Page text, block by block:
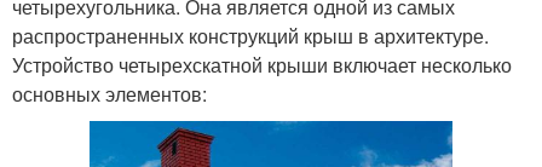
четырехугольника. Она является одной из самых
распространенных конструкций крыш в архитектуре.
Устройство четырехскатной крыши включает несколько
основных элементов: